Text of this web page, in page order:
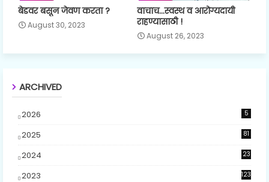
बेडवर बसून जेवण करता ?
August 30, 2023
वाचाच...स्वस्थ व आरोग्यदायी
राहण्यासाठी !
August 26, 2023
ARCHIVED
2026 5
2025 81
2024
23
2023 123